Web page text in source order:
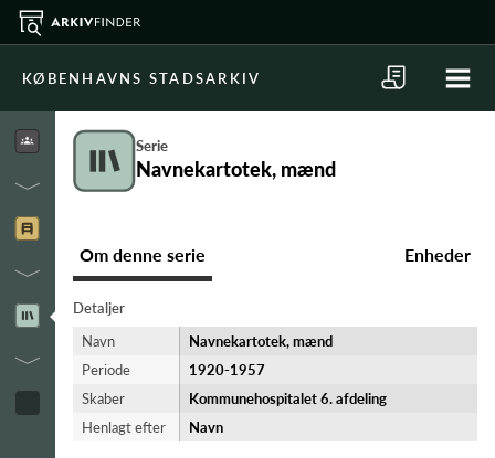
KØBENHAVNS STADSARKIV
Serie
Navnekartotek, mænd
Om denne serie Enheder
Detaljer
Navn
Navnekartotek, mænd
Periode
1920-​1957
Skaber
Kommunehospitalet 6. afdeling
Henlagt efter
Navn